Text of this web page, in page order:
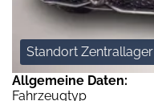
Standort Zentrallager
Allgemeine Daten:
Fahrzeugtyp